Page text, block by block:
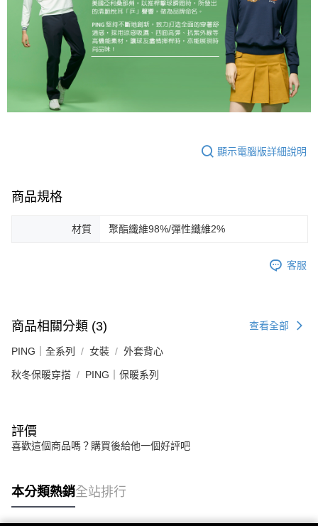
顯示電腦版詳細說明
商品規格
材質 聚酯纖維98%/彈性纖維2%
客服
商品相關分類 (3) 查看全部
PING｜全系列 女裝 外套背心
秋冬保暖穿搭 PING｜保暖系列
評價
喜歡這個商品嗎？購買後給他一個好評吧
本分類熱銷全站排行